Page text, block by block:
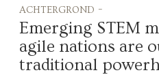
achtergrond -
Emerging STEM
agile nations are
traditional